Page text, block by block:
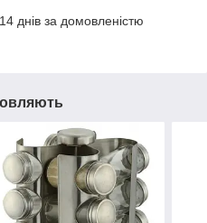
днів за домовленістю